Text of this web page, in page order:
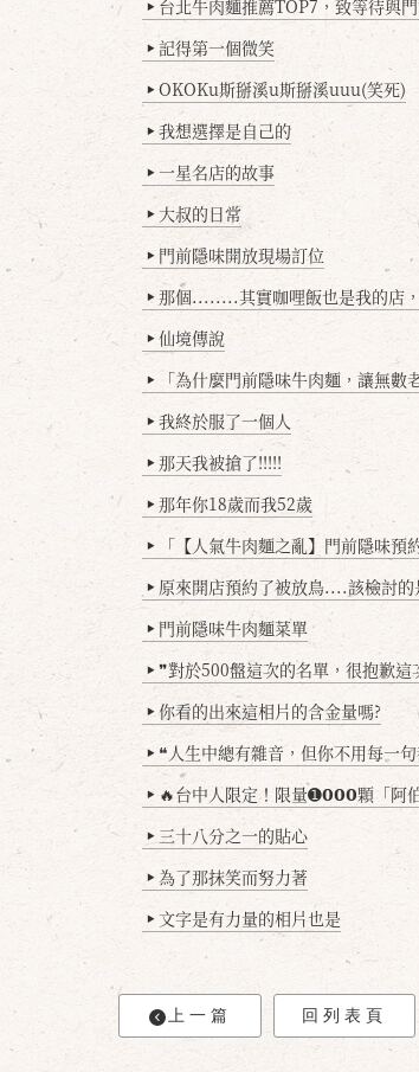
▶ 台北牛肉麵推薦TOP7，致等待與
▶ 記得第一個微笑
▶ OKOKu斯掰溪u斯掰溪uuu(笑死)
▶ 我想選擇是自己的
▶ 一星名店的故事
▶ 大叔的日常
▶ 門前隱味開放現場訂位
▶ 那個........其實咖哩飯也是我的店，
▶ 仙境傳說
▶ 「為什麼門前隱味牛肉麵，讓無數老
▶ 我終於服了一個人
▶ 那天我被搶了!!!!!
▶ 那年你18歲而我52歲
▶ 「【人氣牛肉麵之亂】門前隱味預約
▶ 原來開店預約了被放鳥....該檢討的
▶ 門前隱味牛肉麵菜單
▶ ❞對於500盤這次的名單，很抱歉這
▶ 你看的出來這相片的含金量嗎?
▶ ❝人生中總有雜音，但你不用每一
▶ 🔥台中人限定！限量➊𝟬𝟬𝟬顆「阿伯手工啵啵魚卵爆擊蛋餃
▶ 三十八分之一的貼心
▶ 為了那抹笑而努力著
▶ 文字是有力量的相片也是
回列表頁
上一篇